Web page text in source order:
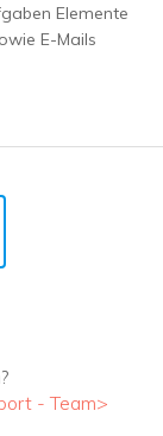
Elemente
E-Mails
- Team>